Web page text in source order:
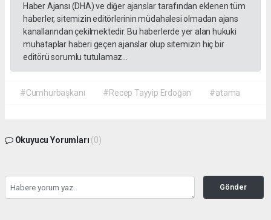
Haber Ajansı (DHA) ve diğer ajanslar tarafından eklenen tüm
haberler, sitemizin editörlerinin müdahalesi olmadan ajans
kanallarından çekilmektedir. Bu haberlerde yer alan hukuki
muhataplar haberi geçen ajanslar olup sitemizin hiç bir
editörü sorumlu tutulamaz...
#Cumhurbaşkanı #Recep Tayyip Erdoğan #atama
Okuyucu Yorumları (0)
Gönder